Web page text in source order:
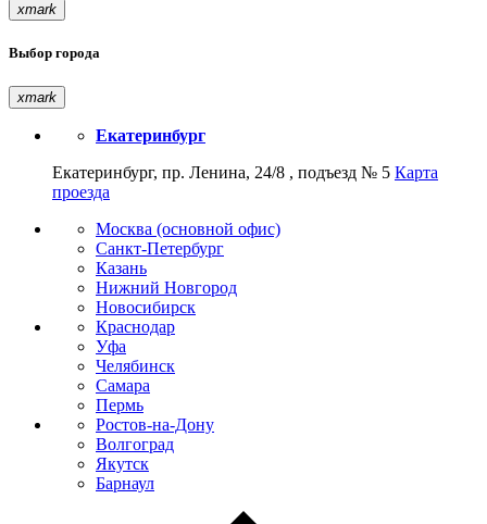
xmark
Выбор города
xmark
Екатеринбург
Екатеринбург, пр. Ленина, 24/8 , подъезд № 5 Карта
проезда
Москва (основной офис)
Санкт-Петербург
Казань
Нижний Новгород
Новосибирск
Краснодар
Уфа
Челябинск
Самара
Пермь
Ростов-на-Дону
Волгоград
Якутск
Барнаул